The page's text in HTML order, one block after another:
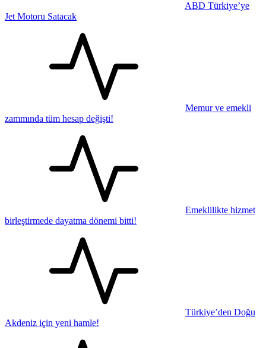
ABD Türkiye’ye
Jet Motoru Satacak
Memur ve emekli
zammında tüm hesap değişti!
Emeklilikte hizmet
birleştirmede dayatma dönemi bitti!
Türkiye’den Doğu
Akdeniz için yeni hamle!